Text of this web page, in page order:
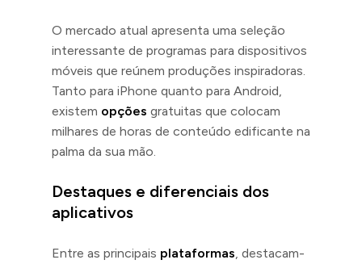
O mercado atual apresenta uma seleção
interessante de programas para dispositivos
móveis que reúnem produções inspiradoras.
Tanto para iPhone quanto para Android,
existem opções gratuitas que colocam
milhares de horas de conteúdo edificante na
palma da sua mão.
Destaques e diferenciais dos
aplicativos
Entre as principais plataformas , destacam-